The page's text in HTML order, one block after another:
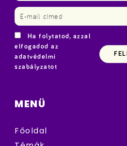
Ha folytatod, azzal
elfogadod az
adatvédelmi
szabályzatot
MENÜ
Főoldal